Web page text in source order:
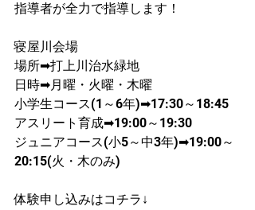
指導者が​全力で指導します！
寝屋川会場
​場所➡打上川治水緑地
日時➡月曜・火曜・木曜
​小学生コース(1～6年)➡17:30～18:45
​アスリート育成➡19:00～19:30
ジュニアコース(小5～中3年)➡19:00～
20:15(火・木のみ)
体験申し込みはコチラ↓